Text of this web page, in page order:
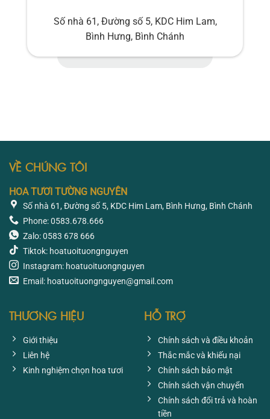
Số nhà 61, Đường số 5, KDC Him Lam,
Bình Hưng, Bình Chánh
VỀ CHÚNG TÔI
HOA TƯƠI TƯỜNG NGUYÊN
Số nhà 61, Đường số 5, KDC Him Lam, Bình Hưng, Bình Chánh
Phone: 0583.678.666
Zalo: 0583 678 666
Tiktok: hoatuoituongnguyen
Instagram: hoatuoituongnguyen
Email: hoatuoituongnguyen@gmail.com
THƯƠNG HIỆU
Giới thiệu
Liên hệ
Kinh nghiệm chọn hoa tươi
HỖ TRỢ
Chính sách và điều khoản
Thắc mắc và khiếu nại
Chính sách bảo mật
Chính sách vận chuyển
Chính sách đổi trả và hoàn
tiền